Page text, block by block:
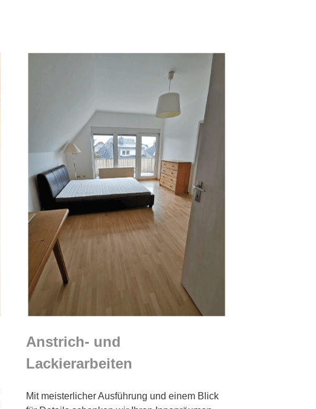
Anstrich- und
Lackierarbeiten
Mit meisterlicher Ausführung und einem Blick